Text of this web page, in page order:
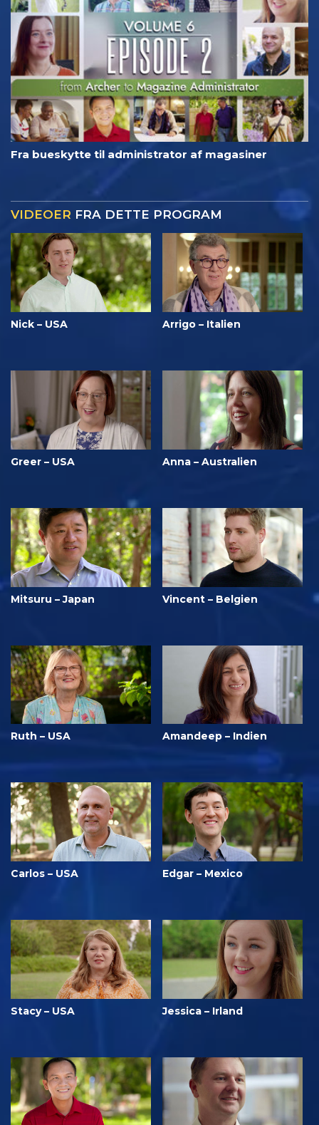
Fra bueskytte til administrator af magasiner
VIDEOER FRA DETTE PROGRAM
Nick – USA Arrigo – Italien
Greer – USA Anna – Australien
Mitsuru – Japan Vincent – Belgien
Ruth – USA Amandeep – Indien
Carlos – USA Edgar – Mexico
Stacy – USA Jessica – Irland